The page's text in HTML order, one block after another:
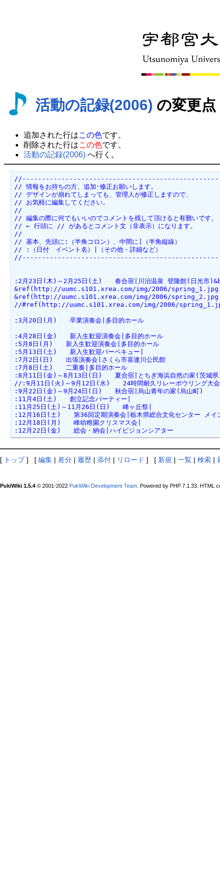
活動の記録(2006) の変更点
追加された行はこの色です。
削除された行はこの色です。
活動の記録(2006) へ行く。
// 情報をお持ちの方、追加･修正お願いします。
// デザインが崩れてしまっても、管理人が修正しますので、
// お気軽に編集してください。
//
// 編集の際に何でもいいのでコメントを残して頂けると有難いです。
// ← 行頭に // があるとコメント文（非表示）になります。
//
// 基本、先頭に:（半角コロン）、中間に|（半角縦線）
// :（日付　イベント名）|（その他・詳細など）
:2月23日(木)～2月25日(土)　　春合宿|川治温泉 登隆館(日光市
&ref(http://uumc.s101.xrea.com/img/2006/
&ref(http://uumc.s101.xrea.com/img/2006/
//#ref(http://uumc.s101.xrea.com/img/2006/
:3月20日(月)　　卒業演奏会|多目的ホール
:4月28日(金)　　新入生歓迎演奏会|多目的ホール
:5月8日(月)　　新入生歓迎演奏会|多目的ホール
:5月13日(土)　　新入生歓迎バーベキュー|
:7月2日(日)　　出張演奏会|さくら市喜連川公民館
:7月8日(土)　　二重奏|多目的ホール
:8月11日(金)～8月13日(日)　　夏合宿|とちぎ海浜自然の家(茨城
//:9月11日(火)～9月12日(水)　　24時間耐久リレーボウリング大
:9月22日(金)～9月24日(日)　　秋合宿|烏山青年の家(烏山町)
:11月4日(土)　　創立記念パーティー|
:11月25日(土)～11月26日(日)　　峰ヶ丘祭|
:12月16日(土)　　第36回定期演奏会|栃木県総合文化センター メイ
:12月18日(月)　　峰幼稚園クリスマス会|
:12月22日(金)　　総会・納会|ハイビジョンシアター
[ トップ] [ 編集 | 差分 | 履歴 | 添付 | リロード ] [ 新規 | 一覧 | 検索 |
PukiWiki 1.5.4 © 2001-2022 PukiWiki Development Team . Powered by PHP 7.1.33. HTML